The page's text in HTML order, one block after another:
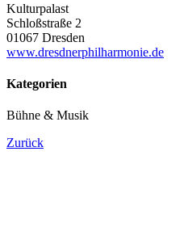
Kulturpalast
Schloßstraße 2
01067 Dresden
www.dresdnerphilharmonie.de
Kategorien
Bühne & Musik
Zurück